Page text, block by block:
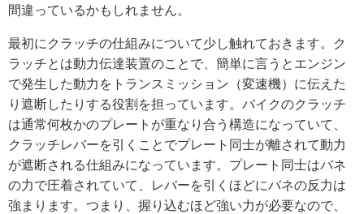
間違っているかもしれません。
最初にクラッチの仕組みについて少し触れておきます。ク
ラッチとは動力伝達装置のことで、簡単に言うとエンジン
で発生した動力をトランスミッション（変速機）に伝えた
り遮断したりする役割を担っています。バイクのクラッチ
は通常何枚かのプレートが重なり合う構造になっていて、
クラッチレバーを引くことでプレート同士が離されて動力
が遮断される仕組みになっています。プレート同士はバネ
の力で圧着されていて、レバーを引くほどにバネの反力は
強まります。つまり、握り込むほど強い力が必要なので、